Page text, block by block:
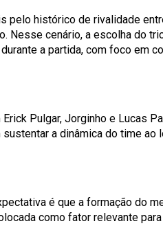
pelo histórico de rivalidade
Nesse cenário, a escolha do
a partida, com foco em
Pulgar, Jorginho e Lucas
a dinâmica do time ao
é que a formação do
como fator relevante